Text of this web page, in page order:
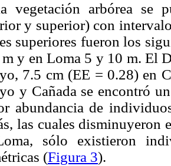
vegetación arbórea se
y superior) con
superiores fueron los
y en Loma 5 y 10 m. El
7.5 cm (EE = 0.28) en
y Cañada se encontró
abundancia de
las cuales disminuyeron
sólo existieron
(Figura 3).